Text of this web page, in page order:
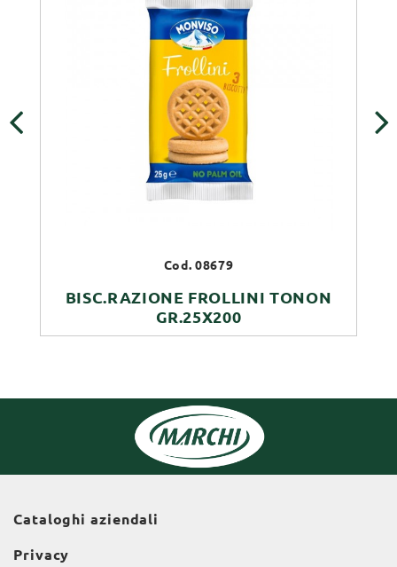
Cod. 08679
BISC.RAZIONE FROLLINI TONON
GR.25X200
Cataloghi aziendali
Privacy